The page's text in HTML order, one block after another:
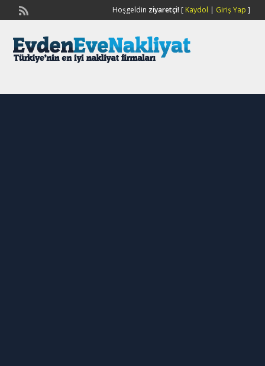
Hoşgeldin ziyaretçi![ Kaydol | Giriş Yap ]